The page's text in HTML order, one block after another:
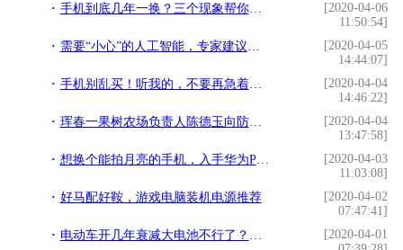
手机到底几年一换？三个现象帮你把握时机
[2020-04-06
11:50:54]
需要“小心”的人工智能，专家建议，不要把AI精灵放在卧室
[2020-04-05
14:44:07]
手机别乱买！听我的，不要再急着买5G了
[2020-04-04
14:46:22]
珲春一果树农场负责人陈德玉向防疫一线人员捐赠1000箱苹果
[2020-04-04
13:47:58]
想换个能拍月亮的手机，入手华为P30Pro，相机不错，玩游戏有缺点
[2020-04-03
11:03:08]
好马配好鞍，游戏电脑装机电源推荐
[2020-04-02
07:47:41]
电动车开几年衰减大电池不行了？特斯拉：在我这儿不是事儿
[2020-04-01